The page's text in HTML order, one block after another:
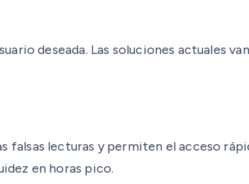
deseada. Las soluciones actuales
falsas lecturas y permiten el acceso
en horas pico.